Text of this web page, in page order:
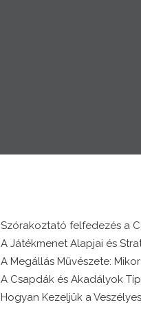
Szórakoztató felfedezés a
A Játékmenet Alapjai és
A Megállás Művészete:
A Csapdák és Akadályok
Hogyan Kezeljük a